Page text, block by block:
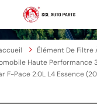
Élément De Filtre
Haute Performance
F-Pace 2.0L L4 Essence